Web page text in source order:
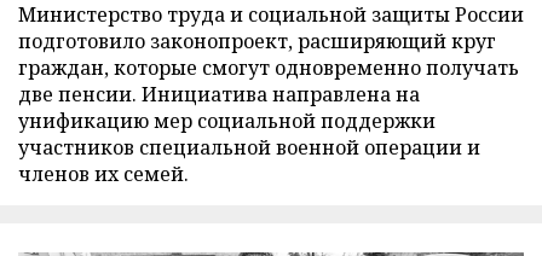
Министерство труда и социальной защиты России
подготовило законопроект, расширяющий круг
граждан, которые смогут одновременно получать
две пенсии. Инициатива направлена на
унификацию мер социальной поддержки
участников специальной военной операции и
членов их семей.